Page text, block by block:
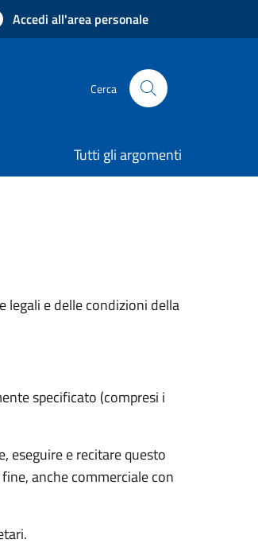
Accedi all'area personale
Cerca
Tutti gli argomenti
legali e delle condizioni della
specificato (compresi i
eseguire e recitare questo
anche commerciale con